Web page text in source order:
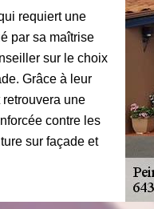
requiert une
par sa maîtrise
sur le choix
Grâce à leur
une
contre les
sur façade et